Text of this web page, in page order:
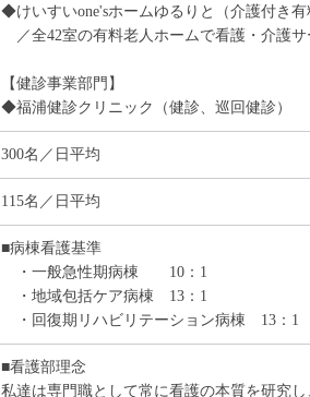
◆けいすいone'sホームゆるりと（介護付き有
／全42室の有料老人ホームで看護・介護サ
【健診事業部門】
◆福浦健診クリニック（健診、巡回健診）
300名／日平均
115名／日平均
■病棟看護基準
・一般急性期病棟 10：1
・地域包括ケア病棟 13：1
・回復期リハビリテーション病棟 13：1
■看護部理念
私達は専門職として常に看護の本質を研究し